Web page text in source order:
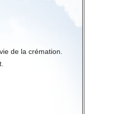
de la crémation.